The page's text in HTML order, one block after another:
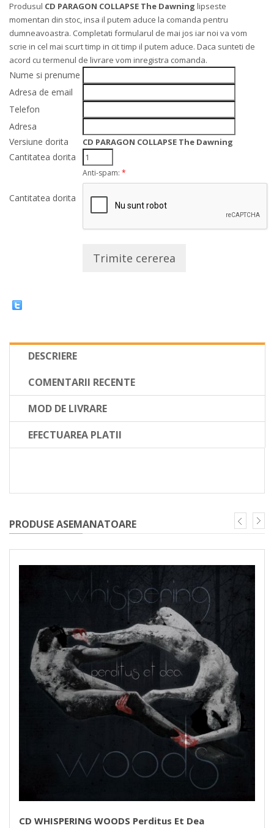
Produsul CD PARAGON COLLAPSE The Dawning lipseste
momentan din stoc, insa il putem aduce la comanda pentru
dumneavoastra. Completati formularul de mai jos iar noi va vom
scrie in cel mai scurt timp in cit timp il putem aduce. Daca sunteti de
acord cu termenul de livrare vom inregistra comanda.
Nume si prenume
Adresa de email
Telefon
Adresa
Versiune dorita
CD PARAGON COLLAPSE The Dawning
Cantitatea dorita
Cantitatea dorita
Anti-spam: *
Trimite cererea
DESCRIERE
COMENTARII RECENTE
MOD DE LIVRARE
EFECTUAREA PLATII
PRODUSE ASEMANATOARE
CD WHISPERING WOODS Perditus Et Dea